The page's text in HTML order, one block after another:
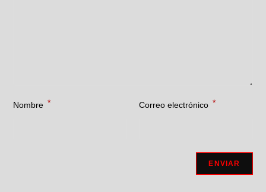
Nombre * Correo electrónico *